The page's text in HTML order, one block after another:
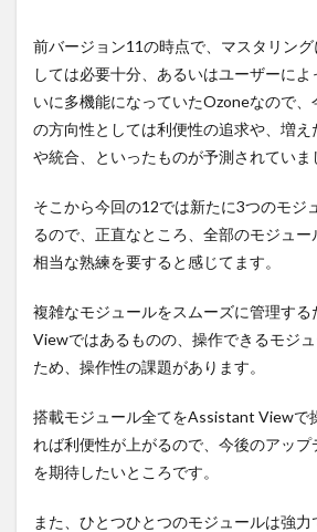
前バージョン11の時点で、マスタリン
しては必要十分、あるいはユーザーに
いに多機能になっていたOzoneなので、
の方向性としては利便性の追求や、増え
や統合、といったものが予測されていま
そこから今回の12では新たに3つのモジ
るので、正直なところ、全部のモジュ
相当な熟練を要すると感じてます。
複雑なモジュールをスムーズに管理す
Viewではあるものの、操作できるモジ
ため、操作性の課題があります。
搭載モジュール全てをAssistant Viewで
れば利便性が上がるので、今後のアップ
を期待したいところです。
また、ひとつひとつのモジュールは強